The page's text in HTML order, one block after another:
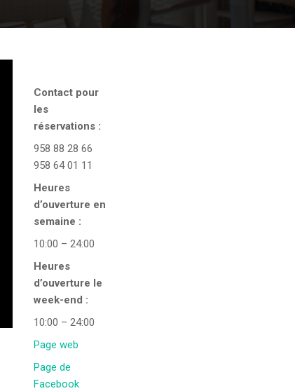
Contact pour
les
réservations :
958 88 28 66
958 64 01 11
Heures
d’ouverture en
semaine :
10:00 – 24:00
Heures
d’ouverture le
week-end :
10:00 – 24:00
Page web
Page de
Facebook